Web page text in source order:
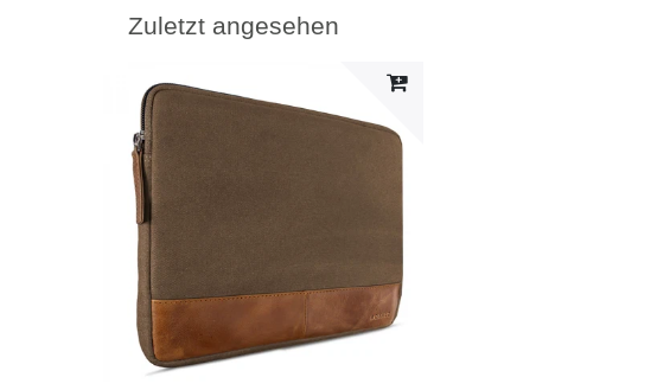
Zuletzt angesehen